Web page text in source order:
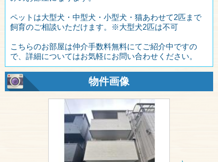
ペットは大型犬・中型犬・小型犬・猫あわせて2匹まで
飼育のご相談いただけます。※大型犬2匹は不可
こちらのお部屋は仲介手数料無料にてご紹介中ですの
で、詳細についてはお気軽にお問い合わせください。
物件画像